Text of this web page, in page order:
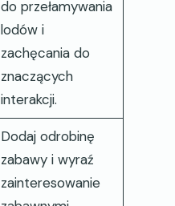
do przełamywania
lodów i
zachęcania do
znaczących
interakcji.
Dodaj odrobinę
zabawy i wyraź
zainteresowanie